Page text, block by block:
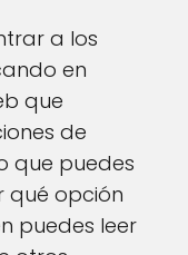
a los
en
que
de
que puedes
qué opción
puedes leer